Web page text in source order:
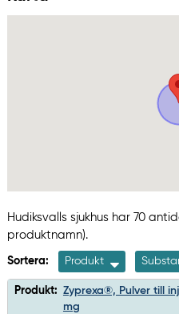
Hudiksvalls sjukhus har 70
produktnamn).
Sortera: Produkt
Produkt: Zyprexa®, Pulver till
mg